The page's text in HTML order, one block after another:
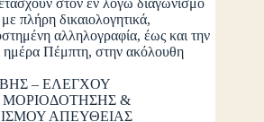
στον εν λόγω διαγωνισμό
πλήρη δικαιολογητικά,
αλληλογραφία, έως και την
Πέμπτη, στην ακόλουθη
– ΕΛΕΓΧΟΥ
ΜΟΡΙΟΔΟΤΗΣΗΣ &
ΑΠΕΥΘΕΙΑΣ